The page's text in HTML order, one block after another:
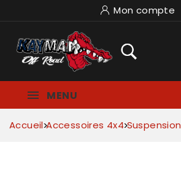
Mon compte
MENU
Accueil Accessoires 4x4 Suspension